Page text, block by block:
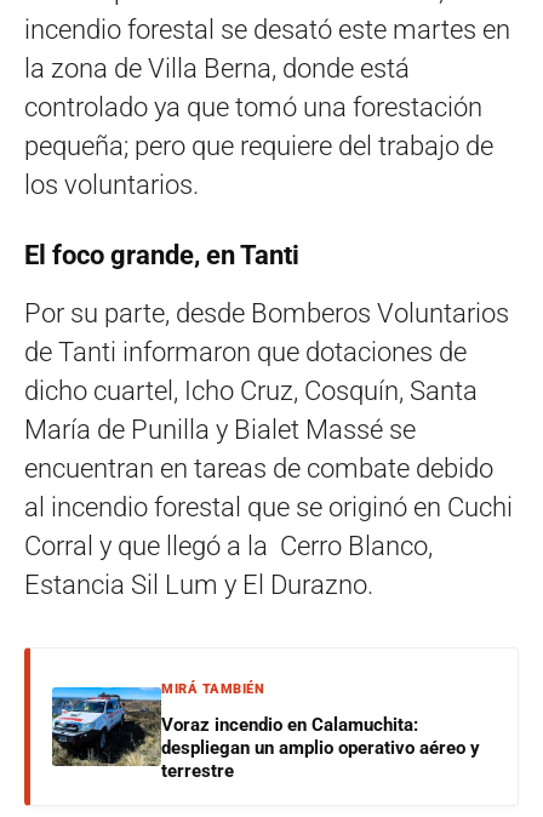
incendio forestal se desató este martes en
la zona de Villa Berna, donde está
controlado ya que tomó una forestación
pequeña; pero que requiere del trabajo de
los voluntarios.
El foco grande, en Tanti
Por su parte, desde Bomberos Voluntarios
de Tanti informaron que dotaciones de
dicho cuartel, Icho Cruz, Cosquín, Santa
María de Punilla y Bialet Massé se
encuentran en tareas de combate debido
al incendio forestal que se originó en Cuchi
Corral y que llegó a la Cerro Blanco,
Estancia Sil Lum y El Durazno.
MIRÁ TAMBIÉN
Voraz incendio en Calamuchita:
despliegan un amplio operativo aéreo y
terrestre